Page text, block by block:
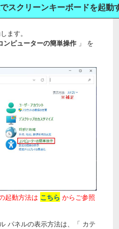
スクリーンキーボードを起動
ます。
ンピューターの簡単操作 」 を
起動方法は こちら からご参照
パネルの表示方法は、「 カテ